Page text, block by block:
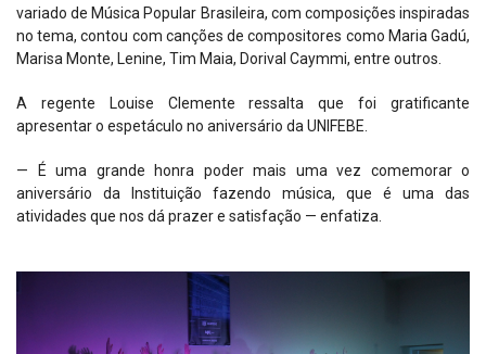
variado de Música Popular Brasileira, com composições inspiradas
no tema, contou com canções de compositores como Maria Gadú,
Marisa Monte, Lenine, Tim Maia, Dorival Caymmi, entre outros.
A regente Louise Clemente ressalta que foi gratificante
apresentar o espetáculo no aniversário da UNIFEBE.
— É uma grande honra poder mais uma vez comemorar o
aniversário da Instituição fazendo música, que é uma das
atividades que nos dá prazer e satisfação — enfatiza.